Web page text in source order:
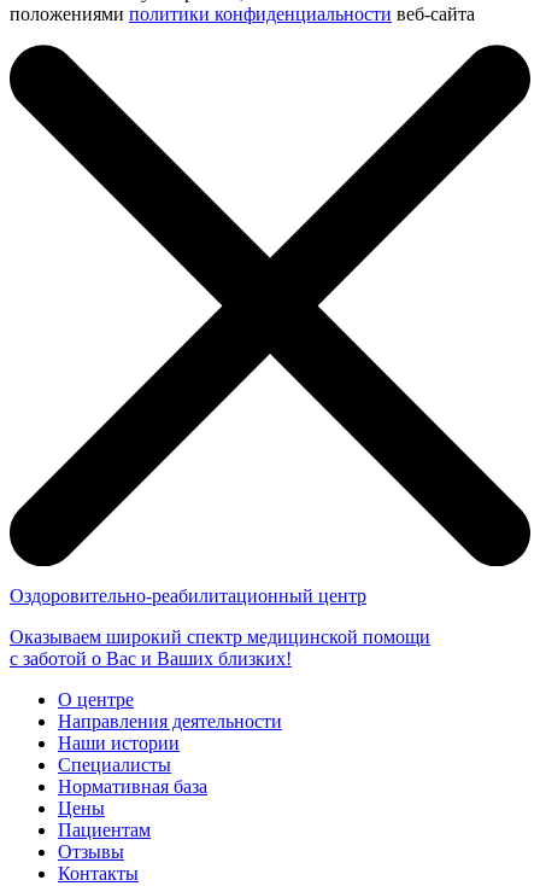
положениями политики конфиденциальности веб-сайта
Оздоровительно-реабилитационный центр
Оказываем широкий спектр медицинской помощи
с заботой о Вас и Ваших близких!
О центре
Направления деятельности
Наши истории
Специалисты
Нормативная база
Цены
Пациентам
Отзывы
Контакты